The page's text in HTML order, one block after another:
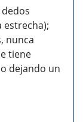
estrecha);
nunca
tiene
dejando un